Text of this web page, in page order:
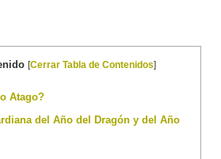
[Cerrar Tabla de Contenidos]
Atago?
del Año del Dragón y del Año